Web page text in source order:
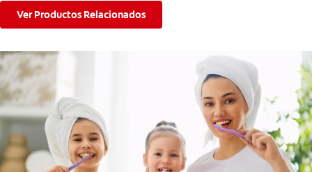
CONFIGURACIÓN DE LA CUENTA
Ver Productos Relacionados